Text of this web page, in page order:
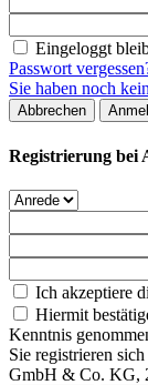
Eingeloggt
Passwort
Sie haben noch
Abbrechen
Registrierung bei
Ich akzeptiere
Hiermit
Kenntnis
Sie registrieren
GmbH & Co. KG,